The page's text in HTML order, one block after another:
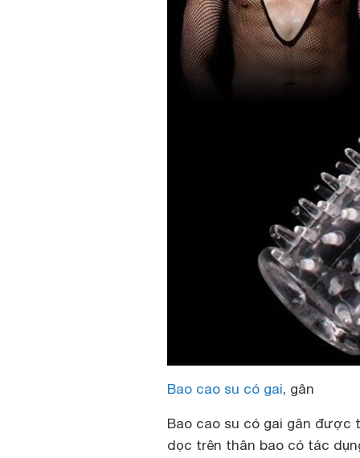
Bao cao su có gai, gân
Bao cao su có gai gân được
dọc trên thân bao có tác